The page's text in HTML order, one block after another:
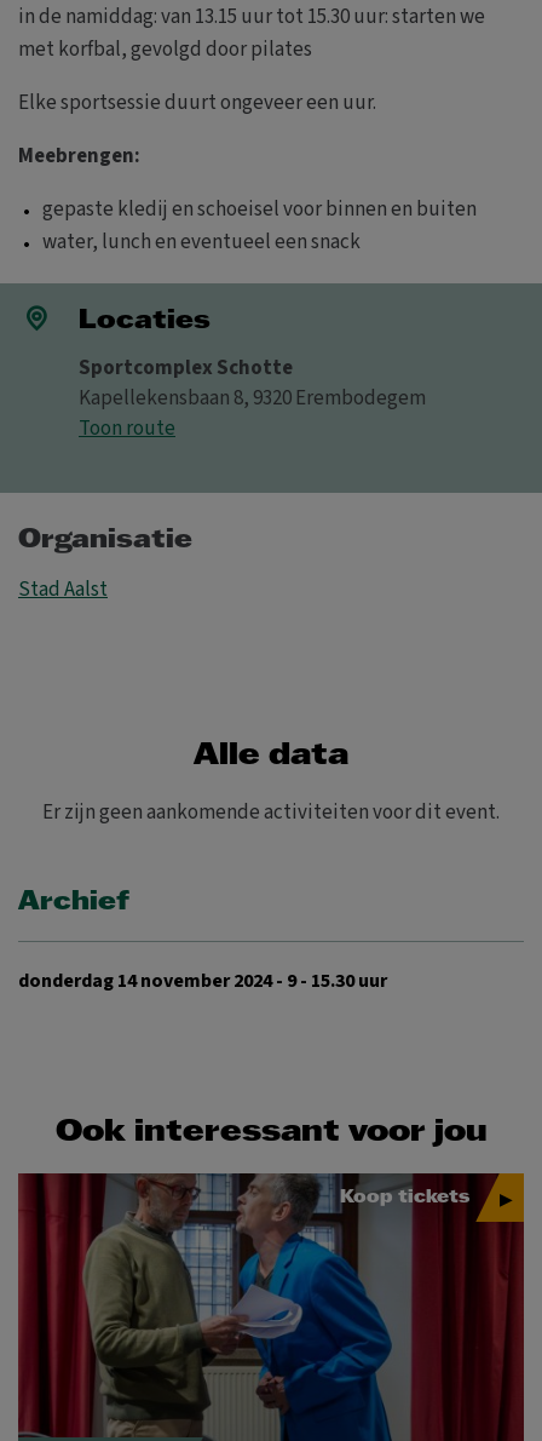
in de namiddag: van 13.15 uur tot 15.30 uur: starten we
met korfbal, gevolgd door pilates
Elke sportsessie duurt ongeveer een uur.
Meebrengen:
gepaste kledij en schoeisel voor binnen en buiten
water, lunch en eventueel een snack
Locaties
Sportcomplex Schotte
Kapellekensbaan 8, 9320 Erembodegem
Toon route
Organisatie
Stad Aalst
Alle data
Er zijn geen aankomende activiteiten voor dit event.
Archief
donderdag 14 november 2024 - 9 - 15.30 uur
Ook interessant voor jou
Koop tickets